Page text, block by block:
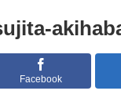
Facebook